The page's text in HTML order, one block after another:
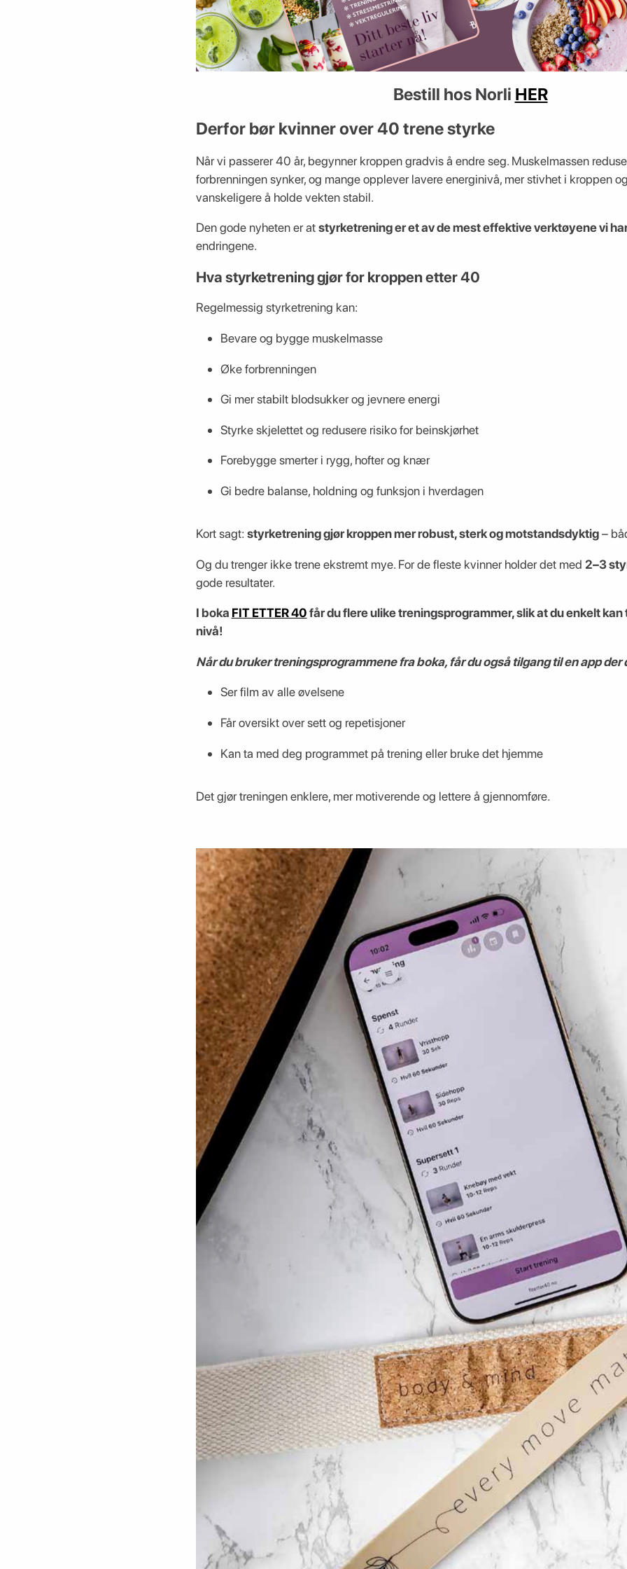
Bestill hos Norli HER
Derfor bør kvinner over 40 trene styrke
Når vi passerer 40 år, begynner kroppen gradvis å endre seg. Muskelmassen
forbrenningen synker, og mange opplever lavere energinivå, mer stivhet i kroppen
vanskeligere å holde vekten stabil.
Den gode nyheten er atstyrketrening er et av de mest effektive verktøyene vi
endringene.
Hva styrketrening gjør for kroppen etter 40
Regelmessig styrketrening kan:
Bevare og bygge muskelmasse
Øke forbrenningen
Gi mer stabilt blodsukker og jevnere energi
Styrke skjelettet og redusere risiko for beinskjørhet
Forebygge smerter i rygg, hofter og knær
Gi bedre balanse, holdning og funksjon i hverdagen
Kort sagt: styrketrening gjør kroppen mer robust, sterk og motstandsdyktig–
Og du trenger ikke trene ekstremt mye. For de fleste kvinner holder det med 2–3
gode resultater.
I boka FIT ETTER 40får du flere ulike treningsprogrammer, slik at du enkelt
nivå!
Når du bruker treningsprogrammene fra boka, får du også tilgang til en app der
Ser film av alle øvelsene
Får oversikt over sett og repetisjoner
Kan ta med deg programmet på trening eller bruke det hjemme
Det gjør treningen enklere, mer motiverende og lettere å gjennomføre.